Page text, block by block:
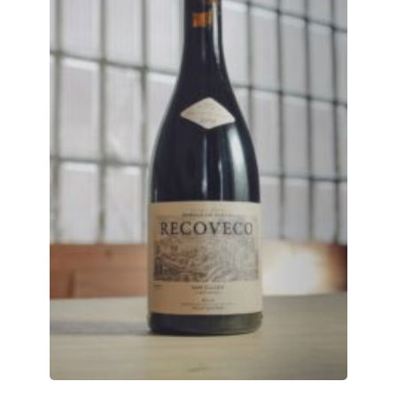
J
R
2
0
6
u
n